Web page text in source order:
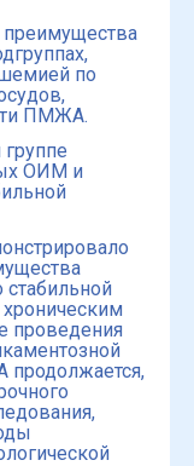
преимущества
по
ПМЖА.
ОИМ и
стабильной
проведения
продолжается,